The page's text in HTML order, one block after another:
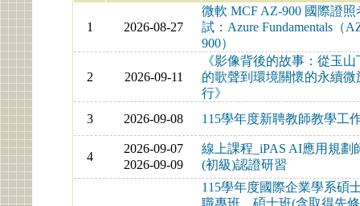
1 2026-08-27
微軟 MCF AZ-900 國際證照
試：Azure Fundamentals（
900）
2 2026-09-11
《影像背後的故事：從玉山
的歌聲到環境關懷的永續微
行》
3
2026-09-08 115學年度新聘教師教學工
4
2026-09-07
2026-09-09
線上課程_iPAS AI應用規劃
(初級)認證研習
115學年度國際企業學系碩
職專班、碩士班(含取得先